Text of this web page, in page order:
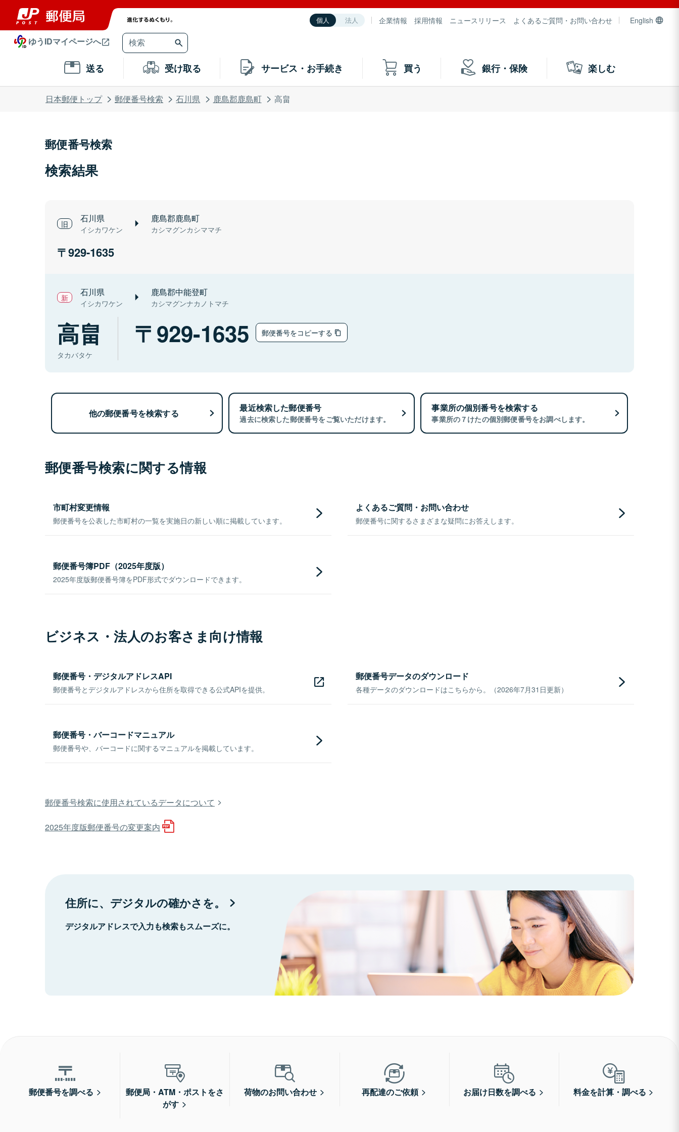
個人 法人 企業情報 採用情報 ニュースリリース よくあるご質問・お問い合わせ English
ゆうIDマイページへ
送る 受け取る サービス・お手続き 買う 銀行・保険 楽しむ
日本郵便トップ 郵便番号検索 石川県 鹿島郡鹿島町 高畠
郵便番号検索
検索結果
石川県
イシカワケン
鹿島郡鹿島町
カシマグンカシママチ
929-1635
石川県
イシカワケン
鹿島郡中能登町
カシマグンナカノトマチ
高畠
タカバタケ
929-1635 郵便番号をコピーする
他の郵便番号を検索する 最近検索した郵便番号
過去に検索した郵便番号をご覧いただけます。
事業所の個別番号を検索する
事業所の７けたの個別郵便番号をお調べします。
郵便番号検索に関する情報
市町村変更情報
郵便番号を公表した市町村の一覧を実施日の新しい順に掲載しています。
よくあるご質問・お問い合わせ
郵便番号に関するさまざまな疑問にお答えします。
郵便番号簿PDF（2025年度版）
2025年度版郵便番号簿をPDF形式でダウンロードできます。
ビジネス・法人のお客さま向け情報
郵便番号・デジタルアドレスAPI
郵便番号とデジタルアドレスから住所を取得できる公式APIを提供。
郵便番号データのダウンロード
各種データのダウンロードはこちらから。（2026年7月31日更新）
郵便番号・バーコードマニュアル
郵便番号や、バーコードに関するマニュアルを掲載しています。
郵便番号検索に使用されているデータについて
2025年度版郵便番号の変更案内
住所に、デジタルの確かさを。
デジタルアドレスで入力も検索もスムーズに。
郵便番号を調べる
郵便局・ATM・ポストをさ
がす
荷物のお問い合わせ 再配達のご依頼 お届け日数を調べる 料金を計算・調べる